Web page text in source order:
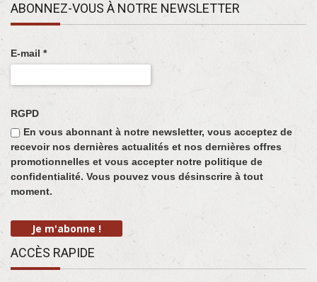
ABONNEZ-VOUS À NOTRE NEWSLETTER
E-mail *
RGPD
En vous abonnant à notre newsletter, vous acceptez de
recevoir nos dernières actualités et nos dernières offres
promotionnelles et vous accepter notre politique de
confidentialité. Vous pouvez vous désinscrire à tout
moment.
ACCÈS RAPIDE